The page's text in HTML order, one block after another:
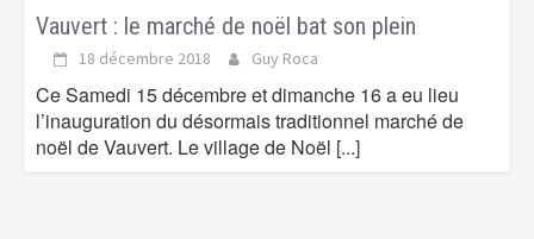
Vauvert : le marché de noël bat son plein
18 décembre 2018 Guy Roca
Ce Samedi 15 décembre et dimanche 16 a eu lieu
l’inauguration du désormais traditionnel marché de
noël de Vauvert. Le village de Noël [...]